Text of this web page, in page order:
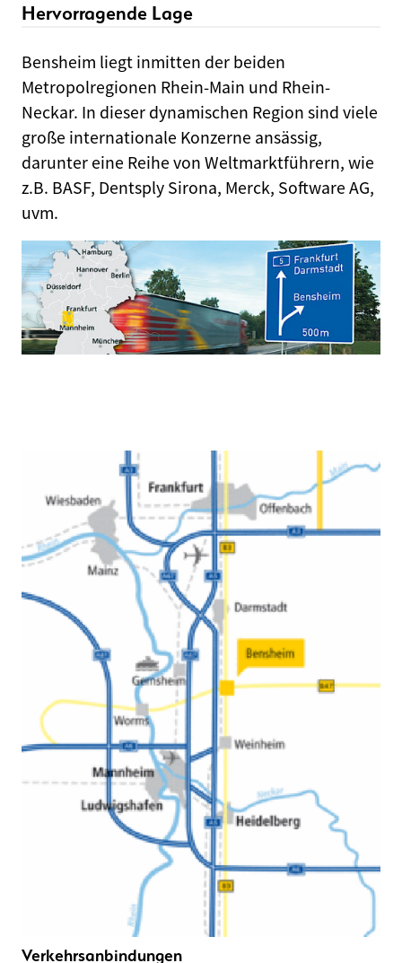
Hervorragende Lage
Bensheim liegt inmitten der beiden
Metropolregionen Rhein-Main und Rhein-
Neckar. In dieser dynamischen Region sind viele
große internationale Konzerne ansässig,
darunter eine Reihe von Weltmarktführern, wie
z.B. BASF, Dentsply Sirona, Merck, Software AG,
uvm.
Verkehrsanbindungen